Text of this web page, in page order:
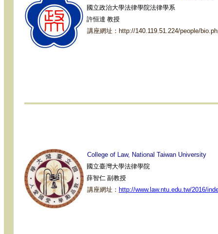
國立政治大學法律學院法律學系
許恒達 教授
講座網址： http://140.119.51.224/people/
College of Law, National Taiwan University
國立臺灣大學法律學院
薛智仁 副教授
講座網址： http://www.law.ntu.edu.tw/2016/